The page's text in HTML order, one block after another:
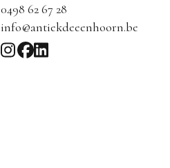
0498 62 67 28
info@antiekdeeenhoorn.be